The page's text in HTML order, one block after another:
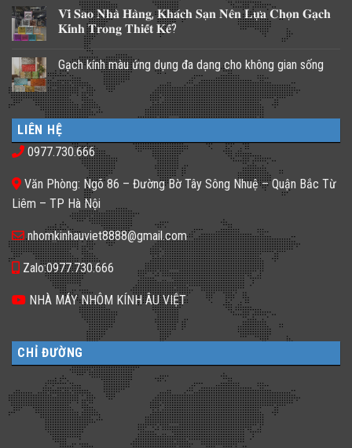
bình
luận
ở
pháp
lấy
ánh
sáng
cho
nhà
phố
thiếu
sáng
tối
𝐕𝐢̀ 𝐒𝐚𝐨 𝐍𝐡𝐚̀ 𝐇𝐚̀𝐧𝐠, 𝐊𝐡𝐚́𝐜𝐡 𝐒𝐚̣𝐧 𝐍𝐞̂𝐧 𝐋𝐮̛̣𝐚 𝐂𝐡𝐨̣𝐧 𝐆𝐚̣𝐜𝐡
𝐊𝐢́𝐧𝐡 𝐓𝐫𝐨𝐧𝐠 𝐓𝐡𝐢𝐞̂́𝐭 𝐊𝐞̂́?
bình
luận
ở
𝐕𝐢̀
𝐒𝐚𝐨
𝐍𝐡𝐚̀
𝐇𝐚̀𝐧𝐠,
𝐊𝐡𝐚́𝐜𝐡
𝐒𝐚̣𝐧
𝐍𝐞̂𝐧
𝐆𝐚̣𝐜𝐡
𝐊𝐢́𝐧𝐡
𝐓𝐫𝐨𝐧𝐠
𝐓𝐡𝐢𝐞̂́𝐭
𝐊𝐞̂́?
Gạch kính màu ứng dụng đa dạng cho không gian sống
Không
có
bình
luận
ở
Gạch
kính
màu
đa
dạng
cho
không
gian
sống
LIÊN HỆ
0977.730.666
Văn Phòng: Ngõ 86 – Đường Bờ Tây Sông Nhuệ – Quận Bắc Từ
Liêm – TP Hà Nội
nhomkinhauviet8888@gmail.com
Zalo:0977.730.666
NHÀ MÁY NHÔM KÍNH ÂU VIỆT
CHỈ ĐƯỜNG